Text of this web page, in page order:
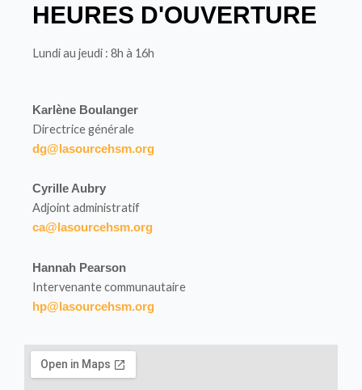
HEURES D'OUVERTURE
Lundi au jeudi : 8h à 16h
Karlène Boulanger
Directrice générale
dg@lasourcehsm.org
Cyrille Aubry
Adjoint administratif
ca@lasourcehsm.org
Hannah Pearson
Intervenante communautaire
hp@lasourcehsm.org